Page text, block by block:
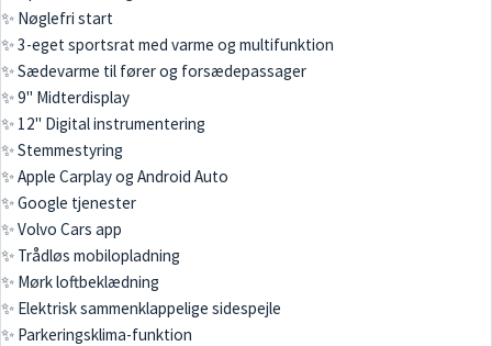
✨ Nøglefri start
✨ 3-eget sportsrat med varme og multifunktion
✨ Sædevarme til fører og forsædepassager
✨ 9" Midterdisplay
✨ 12" Digital instrumentering
✨ Stemmestyring
✨ Apple Carplay og Android Auto
✨ Google tjenester
✨ Volvo Cars app
✨ Trådløs mobilopladning
✨ Mørk loftbeklædning
✨ Elektrisk sammenklappelige sidespejle
✨ Parkeringsklima-funktion